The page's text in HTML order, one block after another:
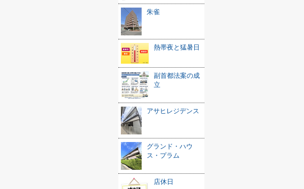
朱雀
熱帯夜と猛暑日
副首都法案の成
立
アサヒレジデンス
グランド・ハウ
ス・プラム
店休日